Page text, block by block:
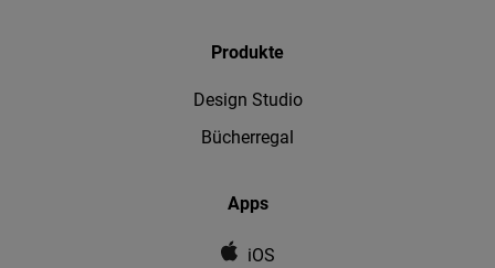
Produkte
Design Studio
Bücherregal
Apps
iOS